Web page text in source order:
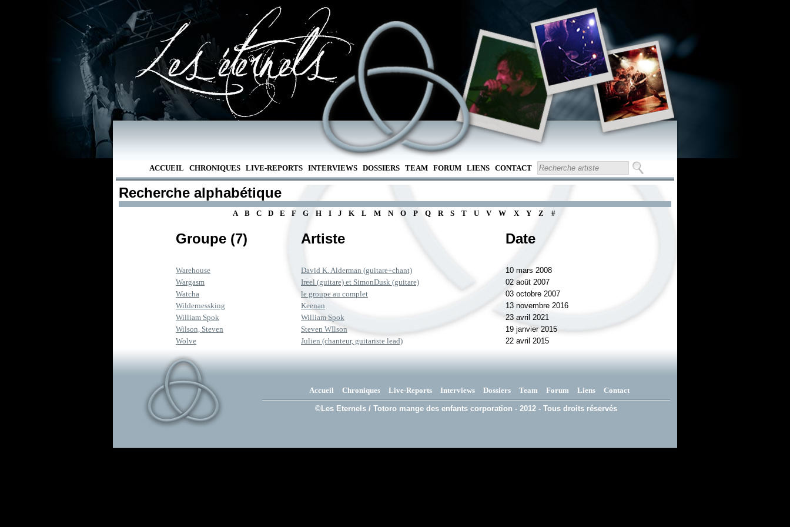
ACCUEIL CHRONIQUES LIVE-REPORTS INTERVIEWS DOSSIERS TEAM FORUM LIENS CONTACT
Recherche alphabétique
A B C D E F G H I J K L M N O P Q R S T U V W X Y Z #
Groupe (7) Artiste Date
Warehouse David K. Alderman (guitare+chant)
10 mars 2008
Wargasm
Ireel (guitare) et SimonDusk (guitare)
02 août 2007
Watcha
le groupe au complet
03 octobre 2007
Wildernessking
Keenan
13 novembre 2016
William Spok
William Spok
23 avril 2021
Wilson, Steven
Steven WIlson
19 janvier 2015
Wolve
Julien (chanteur, guitariste lead) 22 avril 2015
Accueil Chroniques Live-Reports Interviews Dossiers Team Forum Liens Contact
©Les Eternels / Totoro mange des enfants corporation - 2012 - Tous droits réservés